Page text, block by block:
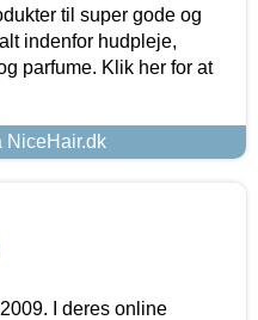
til super gode og
indenfor hudpleje,
parfume. Klik her for at
NiceHair.dk
I deres online